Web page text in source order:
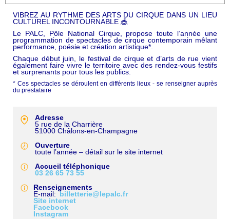
VIBREZ AU RYTHME DES ARTS DU CIRQUE DANS UN LIEU
CULTUREL INCONTOURNABLE 🎪
Le PALC, Pôle National Cirque, propose toute l’année une
programmation de spectacles de cirque contemporain mêlant
performance, poésie et création artistique*.
Chaque début juin, le festival de cirque et d’arts de rue vient
également faire vivre le territoire avec des rendez-vous festifs
et surprenants pour tous les publics.
* Ces spectacles se déroulent en différents lieux - se renseigner auprès
du prestataire
Adresse
5 rue de la Charrière
51000 Châlons-en-Champagne
Ouverture
toute l’année – détail sur le site internet
Accueil téléphonique
03 26 65 73 55
Renseignements
E-mail
billetterie@lepalc.fr
Site internet
Facebook
Instagram